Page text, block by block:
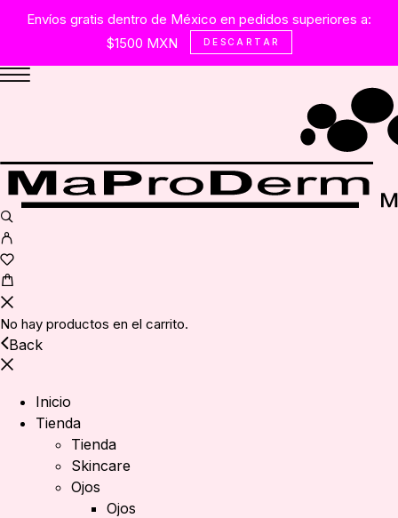
Envíos gratis dentro de México en pedidos superiores a:
$1500 MXN
DESCARTAR
No hay productos en el carrito.
Back
Inicio
Tienda
Tienda
Skincare
Ojos
Ojos